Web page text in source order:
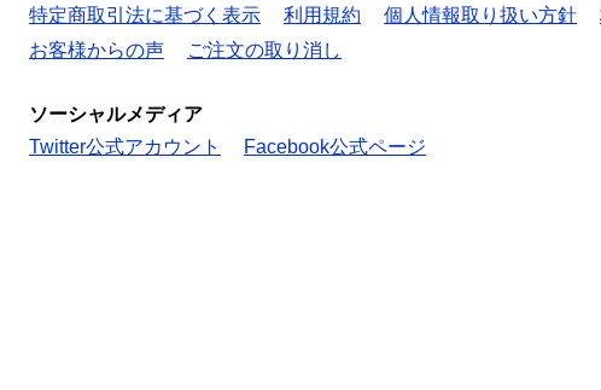
特定商取引法に基づく表示
利用規約 個人情報取り扱い方針
お客様からの声
ご注文の取り消し
ソーシャルメディア
Twitter公式アカウント
Facebook公式ページ